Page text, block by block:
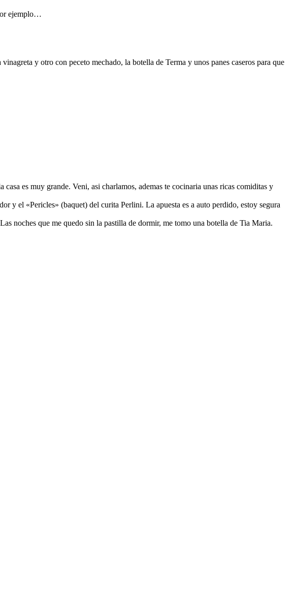
ejemplo…
y otro con peceto mechado, la botella de Terma y unos panes caseros para que
es muy grande. Veni, asi charlamos, ademas te cocinaria unas ricas comiditas y
y el «Pericles» (baquet) del curita Perlini. La apuesta es a auto perdido, estoy segura
noches que me quedo sin la pastilla de dormir, me tomo una botella de Tia Maria.